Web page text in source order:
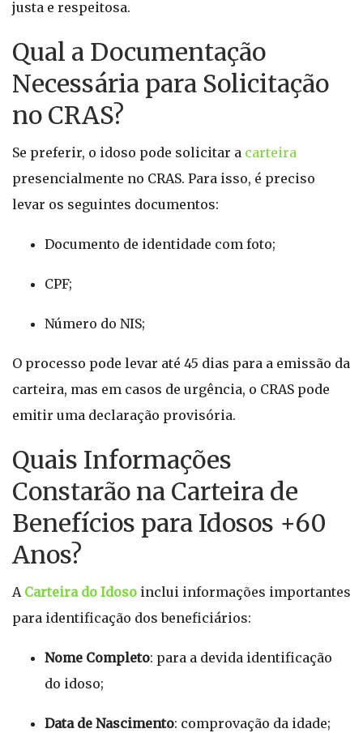
justa e respeitosa.
Qual a Documentação
Necessária para Solicitação
no CRAS?
Se preferir, o idoso pode solicitar a carteira
presencialmente no CRAS. Para isso, é preciso
levar os seguintes documentos:
Documento de identidade com foto;
CPF;
Número do NIS;
O processo pode levar até 45 dias para a emissão da
carteira, mas em casos de urgência, o CRAS pode
emitir uma declaração provisória.
Quais Informações
Constarão na Carteira de
Benefícios para Idosos +60
Anos?
A Carteira do Idoso inclui informações importantes
para identificação dos beneficiários:
Nome Completo: para a devida identificação
do idoso;
Data de Nascimento: comprovação da idade;